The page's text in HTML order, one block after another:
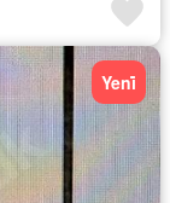
Yeni̇